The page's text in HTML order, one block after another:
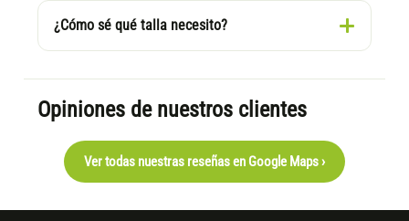
¿Cómo sé qué talla necesito?
Opiniones de nuestros clientes
Ver todas nuestras reseñas en Google Maps ›